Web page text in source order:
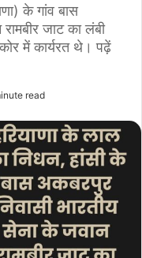
के गांव बास
जाट का लंबी
में कार्यरत थे। पढ़ें
read